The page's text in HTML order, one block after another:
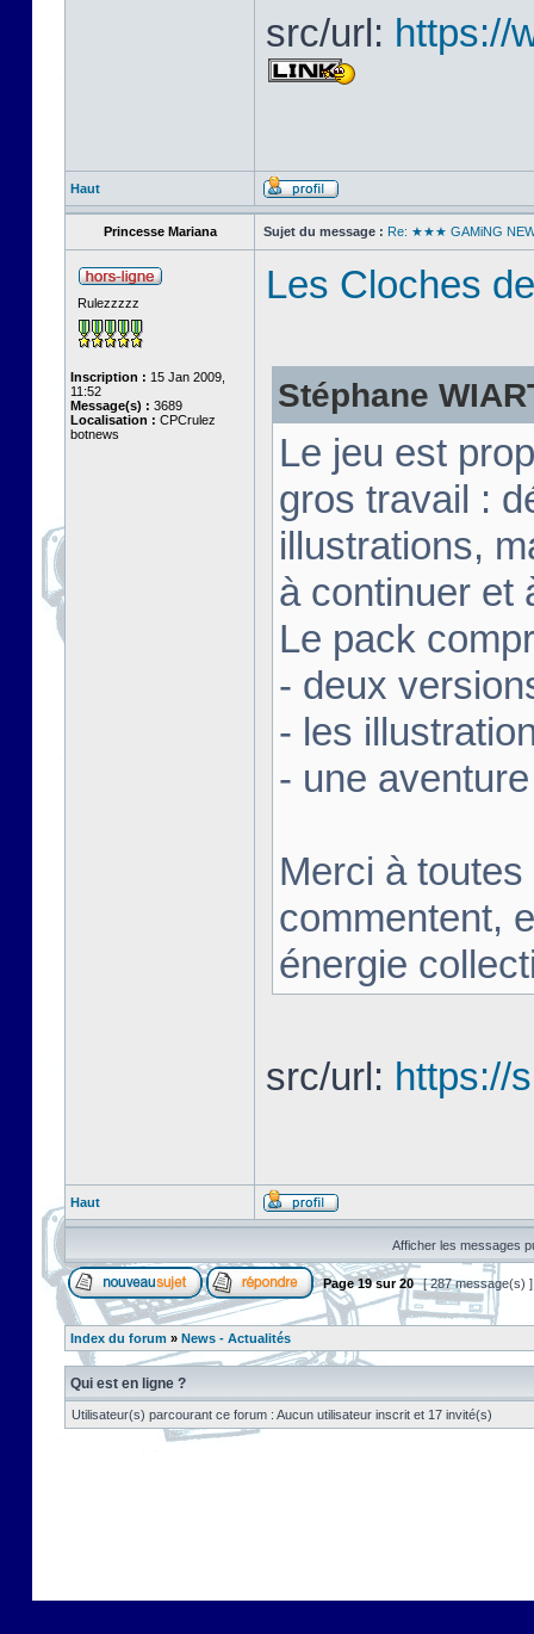
src/url: https://
Haut
Princesse Mariana Sujet du message : Re: ★★★ GAMiNG
Rulezzzzz
Inscription : 15 Jan 2009,
11:52
Message(s) : 3689
Localisation : CPCrulez
botnews
Les Cloches
Stéphane
Le jeu est
gros travail :
illustrations,
à continuer et
Le pack
- deux
- les
- une
Merci à
commentent,
énergie
src/url: https://
Haut
Afficher les messages
Page19sur20 [ 287 message(s)
Index du forum » News - Actualités
Qui est en ligne ?
Utilisateur(s) parcourant ce forum : Aucun utilisateur inscrit et 17 invité(s)